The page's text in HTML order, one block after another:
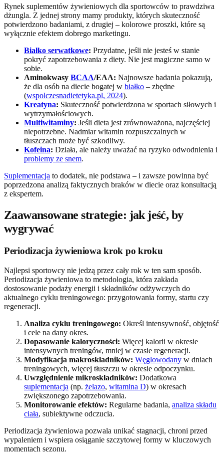
Rynek suplementów żywieniowych dla sportowców to prawdziwa
dżungla. Z jednej strony mamy produkty, których skuteczność
potwierdzono badaniami, z drugiej – kolorowe proszki, które są
wyłącznie efektem dobrego marketingu.
Białko serwatkowe: Przydatne, jeśli nie jesteś w stanie
pokryć zapotrzebowania z diety. Nie jest magiczne samo w
sobie.
Aminokwasy BCAA/EAA: Najnowsze badania pokazują,
że dla osób na diecie bogatej w białko – zbędne
(wspolczesnadietetyka.pl, 2024).
Kreatyna: Skuteczność potwierdzona w sportach siłowych i
wytrzymałościowych.
Multiwitaminy: Jeśli dieta jest zrównoważona, najczęściej
niepotrzebne. Nadmiar witamin rozpuszczalnych w
tłuszczach może być szkodliwy.
Kofeina: Działa, ale należy uważać na ryzyko odwodnienia i
problemy ze snem.
Suplementacja to dodatek, nie podstawa – i zawsze powinna być
poprzedzona analizą faktycznych braków w diecie oraz konsultacją
z ekspertem.
Zaawansowane strategie: jak jeść, by
wygrywać
Periodizacja żywieniowa krok po kroku
Najlepsi sportowcy nie jedzą przez cały rok w ten sam sposób.
Periodizacja żywieniowa to metodologia, która zakłada
dostosowanie podaży energii i składników odżywczych do
aktualnego cyklu treningowego: przygotowania formy, startu czy
regeneracji.
Analiza cyklu treningowego: Określ intensywność, objętość
i cele na dany okres.
Dopasowanie kaloryczności: Więcej kalorii w okresie
intensywnych treningów, mniej w czasie regeneracji.
Modyfikacja makroskładników: Węglowodany w dniach
treningowych, więcej tłuszczu w okresie odpoczynku.
Uwzględnienie mikroskładników: Dodatkowa
suplementacja (np. żelazo, witamina D) w okresach
zwiększonego zapotrzebowania.
Monitorowanie efektów: Regularne badania, analiza składu
ciała, subiektywne odczucia.
Periodizacja żywieniowa pozwala unikać stagnacji, chroni przed
wypaleniem i wspiera osiąganie szczytowej formy w kluczowych
momentach sezonu.